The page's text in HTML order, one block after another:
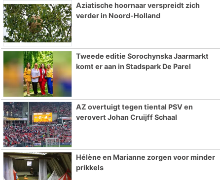
Aziatische hoornaar verspreidt zich
verder in Noord-Holland
Tweede editie Sorochynska Jaarmarkt
komt er aan in Stadspark De Parel
AZ overtuigt tegen tiental PSV en
verovert Johan Cruijff Schaal
Hélène en Marianne zorgen voor minder
prikkels